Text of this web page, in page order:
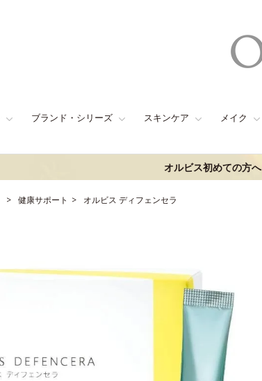
ブランド・シリーズ スキンケア メイク
オルビス初めての方へ
健康サポート オルビス ディフェンセラ